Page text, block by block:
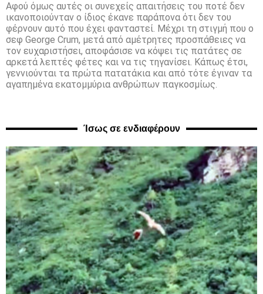
Αφού όμως αυτές οι συνεχείς απαιτήσεις του ποτέ δεν
ικανοποιούνταν ο ίδιος έκανε παράπονα ότι δεν του
φέρνουν αυτό που έχει φανταστεί. Μέχρι τη στιγμή που ο
σεφ George Crum, μετά από αμέτρητες προσπάθειες να
τον ευχαριστήσει, αποφάσισε να κόψει τις πατάτες σε
αρκετά λεπτές φέτες και να τις τηγανίσει. Κάπως έτσι,
γεννιούνται τα πρώτα πατατάκια και από τότε έγιναν τα
αγαπημένα εκατομμύρια ανθρώπων παγκοσμίως.
Ίσως σε ενδιαφέρουν